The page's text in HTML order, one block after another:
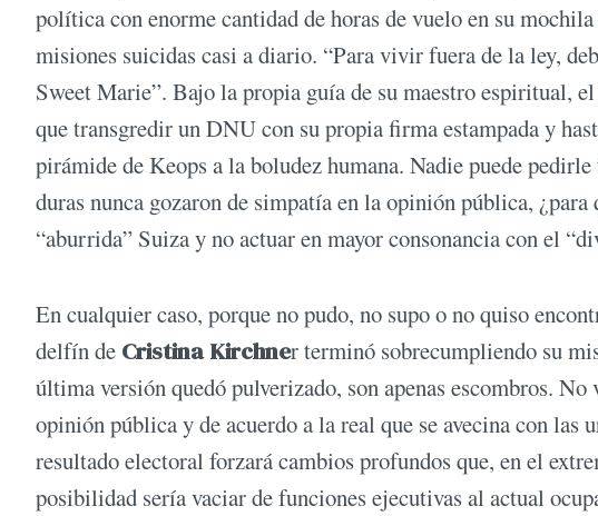
política con enorme cantidad de horas de vuelo en su
misiones suicidas casi a diario. “Para vivir fuera de la ley,
Sweet Marie”. Bajo la propia guía de su maestro espiritual,
que transgredir un DNU con su propia firma estampada y
pirámide de Keops a la boludez humana. Nadie puede
duras nunca gozaron de simpatía en la opinión pública,
“aburrida” Suiza y no actuar en mayor consonancia con el
En cualquier caso, porque no pudo, no supo o no quiso
delfín de Cristina Kirchner terminó sobrecumpliendo su
última versión quedó pulverizado, son apenas escombros.
opinión pública y de acuerdo a la real que se avecina con las
resultado electoral forzará cambios profundos que, en el
posibilidad sería vaciar de funciones ejecutivas al actual